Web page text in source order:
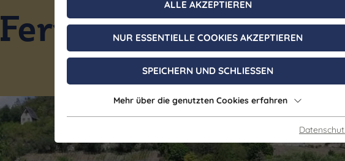
Ferienwohnung
Freyburg (Unstrut)
ALLE AKZEPTIEREN
NUR ESSENTIELLE COOKIES AKZEPTIEREN
SPEICHERN UND SCHLIESSEN
Mehr über die genutzten Cookies erfahren